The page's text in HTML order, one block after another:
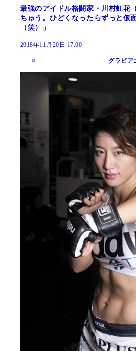
最強のアイドル格闘家・川村虹花
ちゅう。ひどくなったらずっと仮
（笑）」
2018年11月20日 17:00
グラビア